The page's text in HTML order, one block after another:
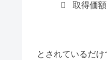
取得価
とされているだ